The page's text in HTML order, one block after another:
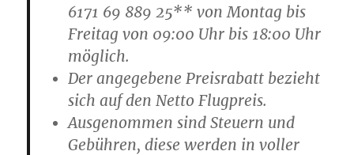
6171 69 889 25** von Montag bis
Freitag von 09:00 Uhr bis 18:00 Uhr
möglich.
Der angegebene Preisrabatt bezieht
sich auf den Netto Flugpreis.
Ausgenommen sind Steuern und
Gebühren, diese werden in voller